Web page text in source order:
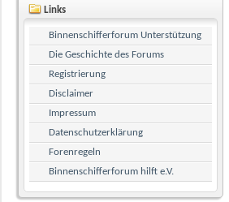
Links
Binnenschifferforum Unterstützung
Die Geschichte des Forums
Registrierung
Disclaimer
Impressum
Datenschutzerklärung
Forenregeln
Binnenschifferforum hilft e.V.